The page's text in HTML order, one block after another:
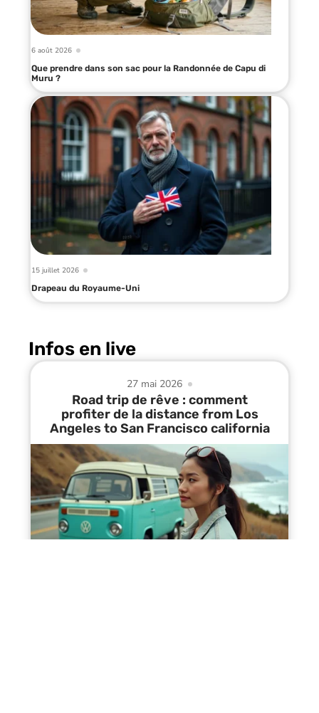
6 août 2026
Que prendre dans son sac pour la Randonnée de Capu di
Muru ?
15 juillet 2026
Drapeau du Royaume-Uni
Infos en live
27 mai 2026
Road trip de rêve : comment
profiter de la distance from Los
Angeles to San Francisco california